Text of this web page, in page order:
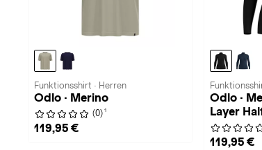
Funktionsshirt · Herren
Odlo · Merino
(0) 1
119,95 €
Odlo ·
Layer
119,95 €